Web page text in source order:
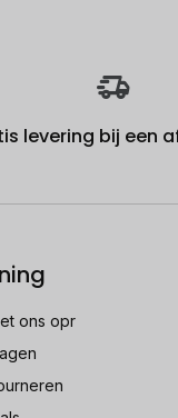
levering bij een
ons opr